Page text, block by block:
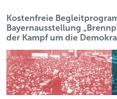
Kostenfreie
Bayernausstellung
der Kampf um die